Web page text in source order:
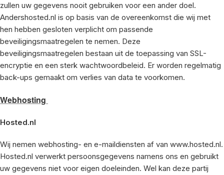
zullen uw gegevens nooit gebruiken voor een ander doel.
Andershosted.nl is op basis van de overeenkomst die wij met
hen hebben gesloten verplicht om passende
beveiligingsmaatregelen te nemen. Deze
beveiligingsmaatregelen bestaan uit de toepassing van SSL-
encryptie en een sterk wachtwoordbeleid. Er worden regelmatig
back-ups gemaakt om verlies van data te voorkomen.
Webhosting
Hosted.nl
Wij nemen webhosting- en e-maildiensten af van www.hosted.nl.
Hosted.nl verwerkt persoonsgegevens namens ons en gebruikt
uw gegevens niet voor eigen doeleinden. Wel kan deze partij